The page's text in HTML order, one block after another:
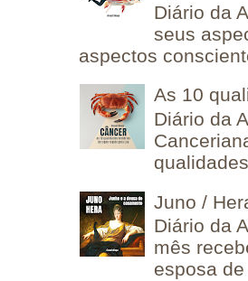
Diário da
seus
aspectos
As 10
Diário da
Juno /
Diário da
mês
esposa